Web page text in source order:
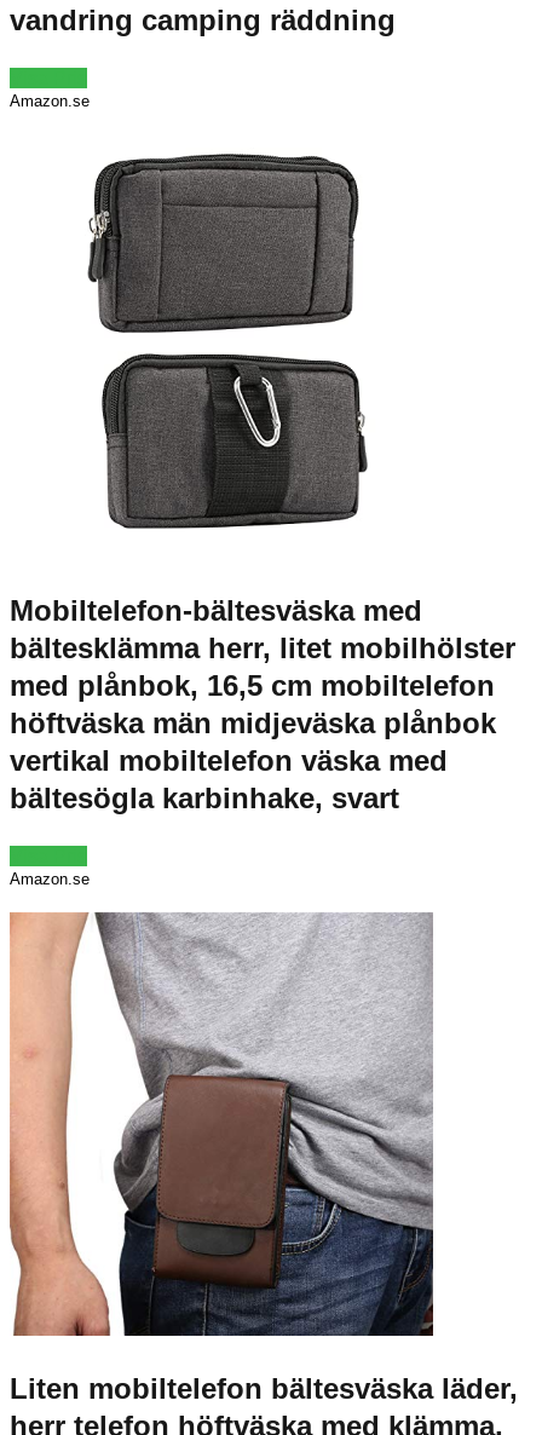
vandring camping räddning
Amazon.se
Mobiltelefon-bältesväska med
bältesklämma herr, litet mobilhölster
med plånbok, 16,5 cm mobiltelefon
höftväska män midjeväska plånbok
vertikal mobiltelefon väska med
bältesögla karbinhake, svart
Amazon.se
Liten mobiltelefon bältesväska läder,
herr telefon höftväska med klämma,